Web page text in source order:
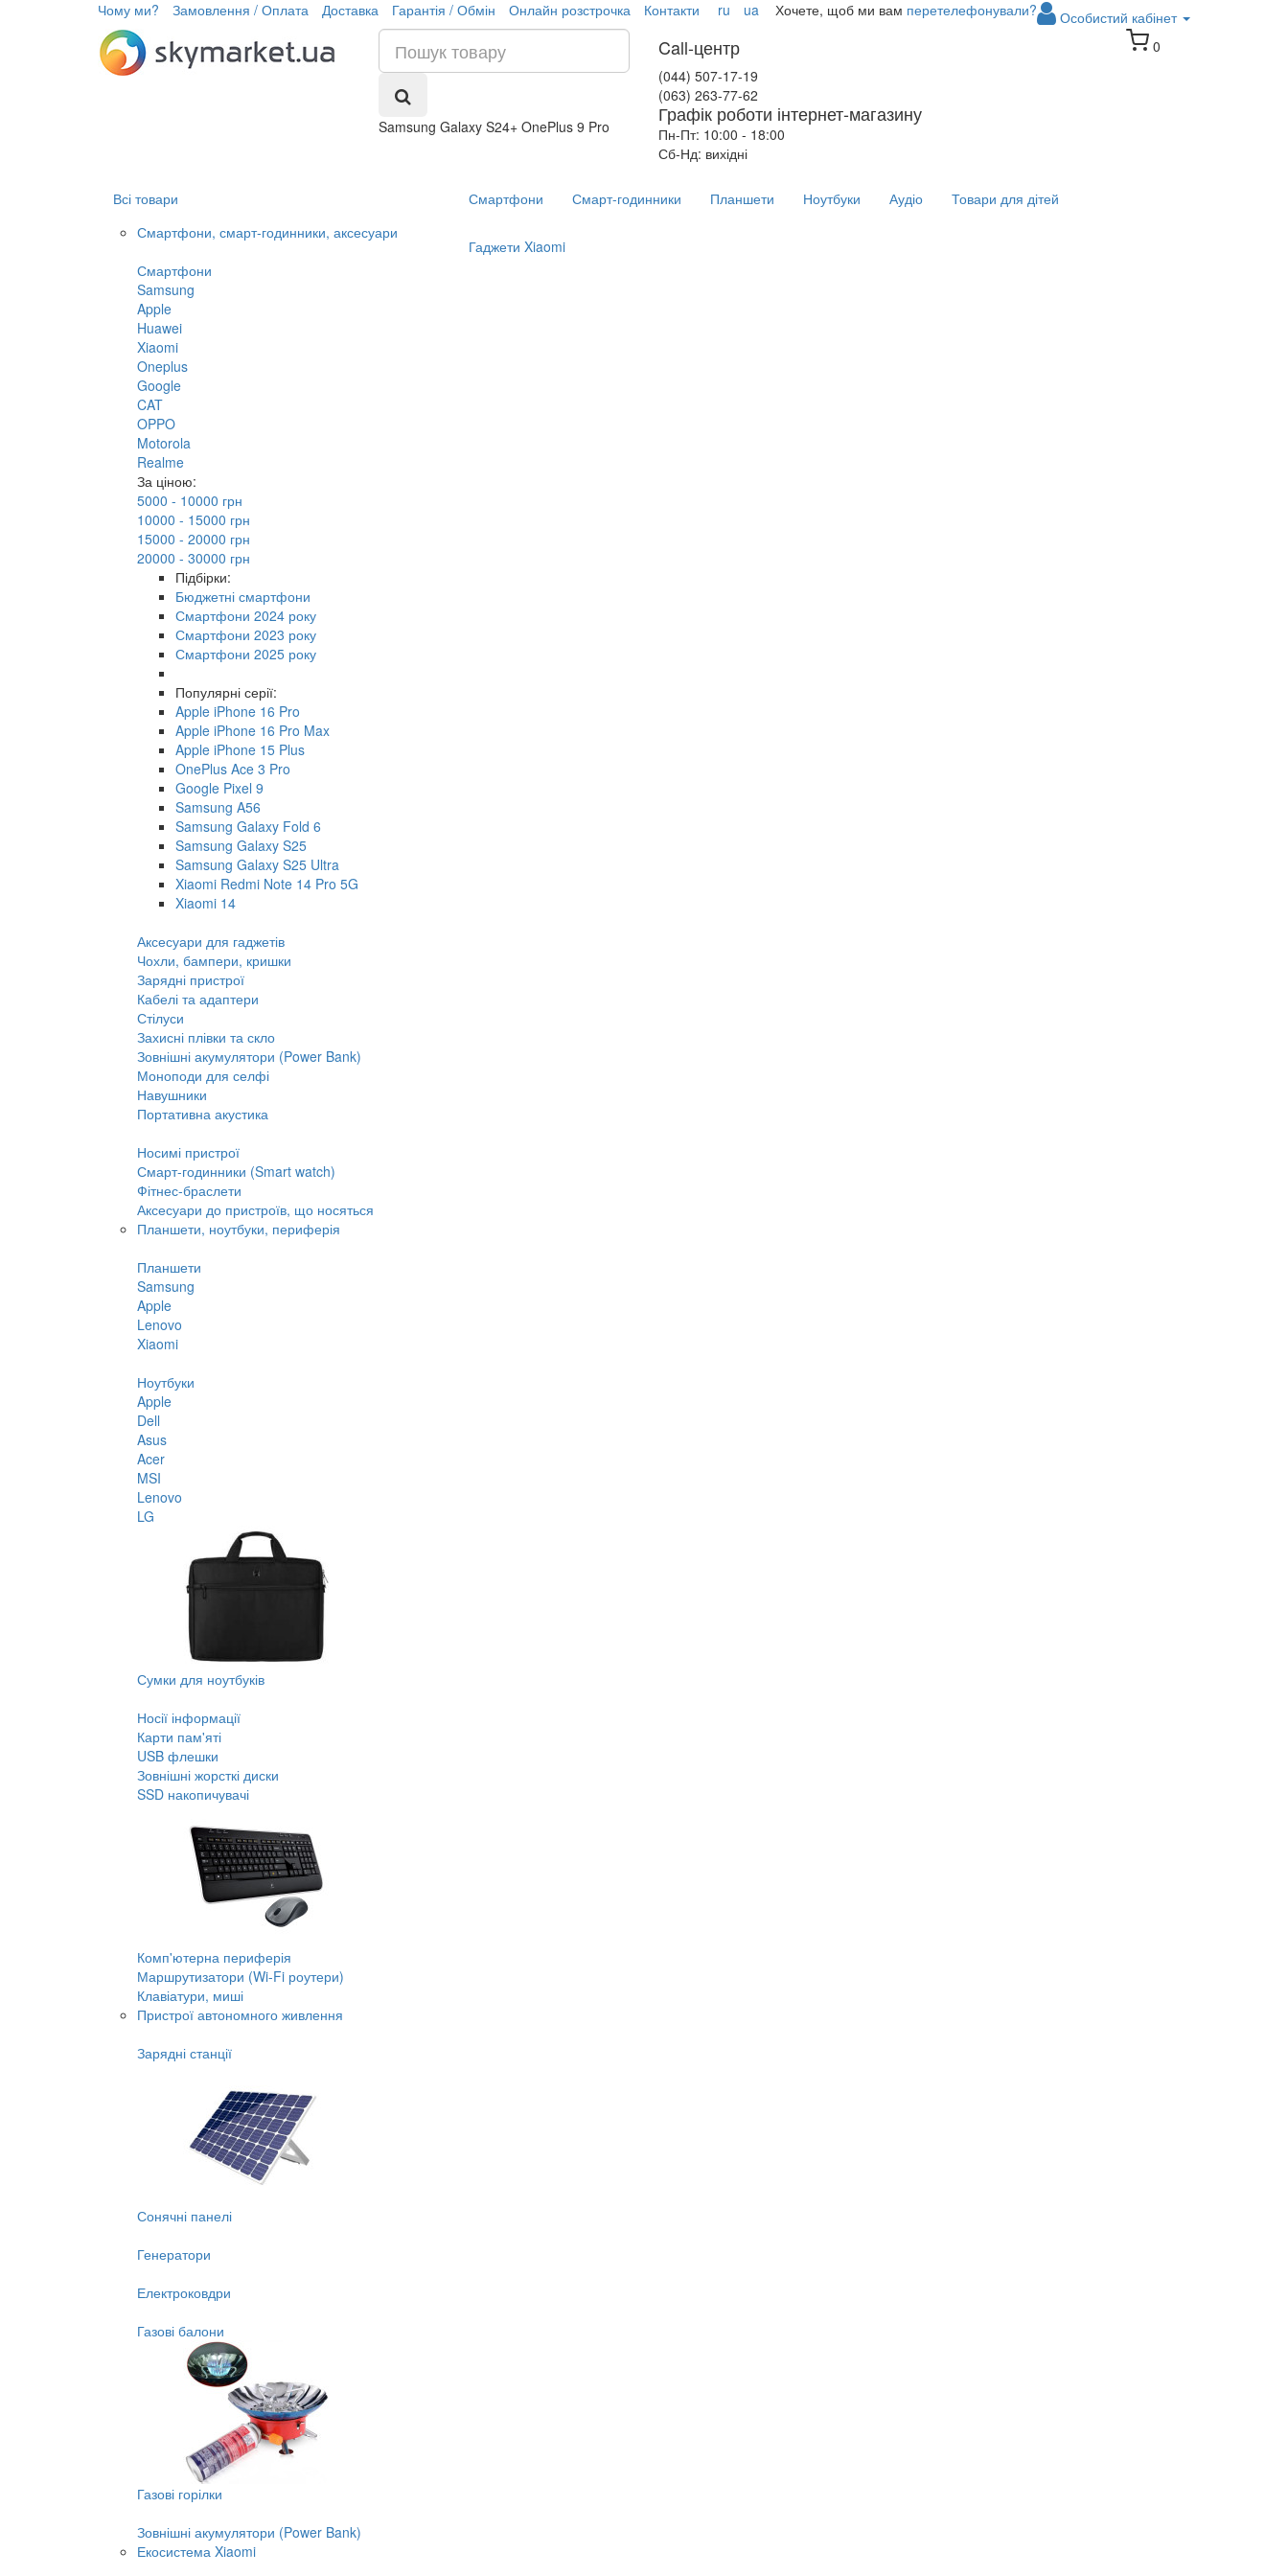
Чому ми? Замовлення / Оплата Доставка Гарантія / Обмін Онлайн розстрочка Контакти ru ua Особистий кабінет
Хочете, щоб ми вам перетелефонували?
Samsung Galaxy S24+ OnePlus 9 Pro
Call-центр
(044) 507-17-19
(063) 263-77-62
Графік роботи інтернет-магазину
Пн-Пт: 10:00 - 18:00
Сб-Нд: вихідні
0
Всі товари
Смартфони, смарт-годинники, аксесуари
Смартфони
Samsung
Apple
Huawei
Xiaomi
Oneplus
Google
CAT
OPPO
Motorola
Realme
За ціною:
5000 - 10000 грн
10000 - 15000 грн
15000 - 20000 грн
20000 - 30000 грн
Підбірки:
Бюджетні смартфони
Смартфони 2024 року
Смартфони 2023 року
Смартфони 2025 року
Популярні серії:
Apple iPhone 16 Pro
Apple iPhone 16 Pro Max
Apple iPhone 15 Plus
OnePlus Ace 3 Pro
Google Pixel 9
Samsung A56
Samsung Galaxy Fold 6
Samsung Galaxy S25
Samsung Galaxy S25 Ultra
Xiaomi Redmi Note 14 Pro 5G
Xiaomi 14
Аксесуари для гаджетів
Чохли, бампери, кришки
Зарядні пристрої
Кабелі та адаптери
Стілуси
Захисні плівки та скло
Зовнішні акумулятори (Power Bank)
Моноподи для селфі
Навушники
Портативна акустика
Носимі пристрої
Смарт-годинники (Smart watch)
Фітнес-браслети
Аксесуари до пристроїв, що носяться
Планшети, ноутбуки, периферія
Планшети
Samsung
Apple
Lenovo
Xiaomi
Ноутбуки
Apple
Dell
Asus
Acer
MSI
Lenovo
LG
Сумки для ноутбуків
Носії інформації
Карти пам'яті
USB флешки
Зовнішні жорсткі диски
SSD накопичувачі
Комп'ютерна периферія
Маршрутизатори (Wi-Fi роутери)
Клавіатури, миші
Пристрої автономного живлення
Зарядні станції
Сонячні панелі
Генератори
Електроковдри
Газові балони
Газові горілки
Зовнішні акумулятори (Power Bank)
Екосистема Xiaomi
Смартфони Смарт-годинники Планшети Ноутбуки Аудіо Товари для дітей
Гаджети Xiaomi